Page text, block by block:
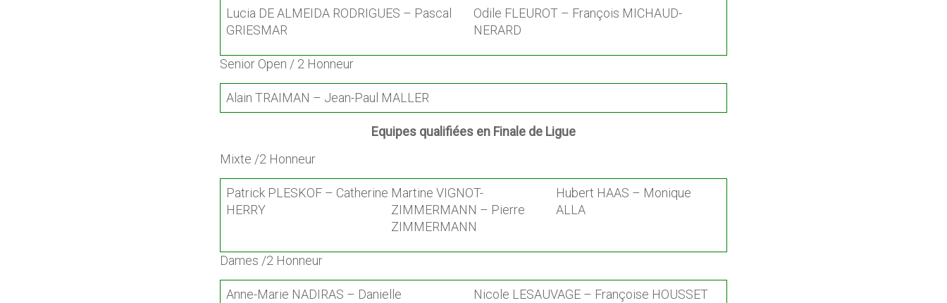
Lucia DE ALMEIDA RODRIGUES – Pascal
GRIESMAR
Odile FLEUROT – François MICHAUD-
NERARD
Senior Open / 2 Honneur
Alain TRAIMAN – Jean-Paul MALLER
Equipes qualifiées en Finale de Ligue
Mixte /2 Honneur
Patrick PLESKOF – Catherine
HERRY
Martine VIGNOT-
ZIMMERMANN – Pierre
ZIMMERMANN
Hubert HAAS – Monique
ALLA
Dames /2 Honneur
Anne-Marie NADIRAS – Danielle
Nicole LESAUVAGE – Françoise HOUSSET